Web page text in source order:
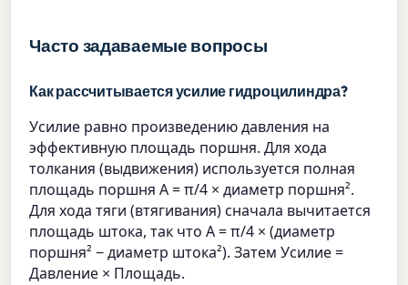
Часто задаваемые вопросы
Как рассчитывается усилие гидроцилиндра?
Усилие равно произведению давления на
эффективную площадь поршня. Для хода
толкания (выдвижения) используется полная
площадь поршня A = π/4 × диаметр поршня².
Для хода тяги (втягивания) сначала вычитается
площадь штока, так что A = π/4 × (диаметр
поршня² − диаметр штока²). Затем Усилие =
Давление × Площадь.